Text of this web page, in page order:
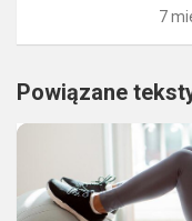
7
Powiązane